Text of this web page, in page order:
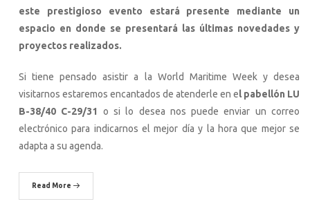
este prestigioso evento estará presente mediante un
espacio en donde se presentará las últimas novedades y
proyectos realizados.
Si tiene pensado asistir a la World Maritime Week y desea
visitarnos estaremos encantados de atenderle en el pabellón LU
B-38/40 C-29/31
o si lo desea nos puede enviar un correo
electrónico para indicarnos el mejor día y la hora que mejor se
adapta a su agenda.
Read More